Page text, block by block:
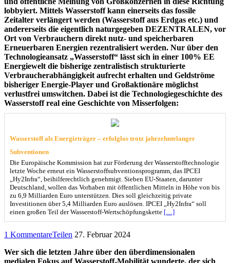
lobbyiert. Mittels Wasserstoff kann einerseits das fossile
Zeitalter verlängert werden (Wasserstoff aus Erdgas etc.) und
andererseits die eigentlich naturgegeben DEZENTRALEN, vor
Ort von Verbrauchern direkt nutz- und speicherbaren
Erneuerbaren Energien rezentralisiert werden. Nur über den
Technologieansatz „Wasserstoff“ lässt sich in einer 100% EE
Energiewelt die bisherige zentralistisch strukturierte
Verbraucherabhängigkeit aufrecht erhalten und Geldströme
bisheriger Energie-Player und Großaktionäre möglichst
verlustfrei umswitchen. Dabei ist die Technologiegeschichte des
Wasserstoff real eine Geschichte von Misserfolgen:
Wasserstoff als Energieträger – erfolglos trotz jahrzehntelanger
Subventionen
Die Europäische Kommission hat zur Förderung der Wasserstofftechnologie
letzte Woche erneut ein Wasserstoffsubventionsprogramm, das IPCEI
„Hy2Infra“, beihilferechtlich genehmigt. Sieben EU-Staaten, darunter
Deutschland, wollen das Vorhaben mit öffentlichen Mitteln in Höhe von bis
zu 6,9 Milliarden Euro unterstützen. Dies soll gleichzeitig private
Investitionen über 5,4 Milliarden Euro auslösen. IPCEI „Hy2Infra“ soll
einen großen Teil der Wasserstoff-Wertschöpfungskette […]
1 KommentareTeilen 27. Februar 2024
Wer sich die letzten Jahre über den überdimensionalen
medialen Fokus auf Wasserstoff-Mobilität wunderte, der sich